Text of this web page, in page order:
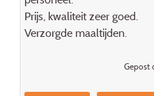
Prijs, kwaliteit zeer goed.
Verzorgde maaltijden.